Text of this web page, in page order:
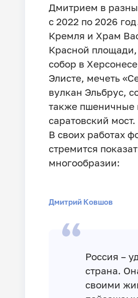
Дмитрием в
с 2022 по 2026
Кремля и Храм
Красной
собор в
Элисте, мечеть
вулкан Эльбрус,
также пшеничные
саратовский мост.
В своих работах
стремится
многообразии:
Дмитрий Ковшов
Россия –
страна.
своими